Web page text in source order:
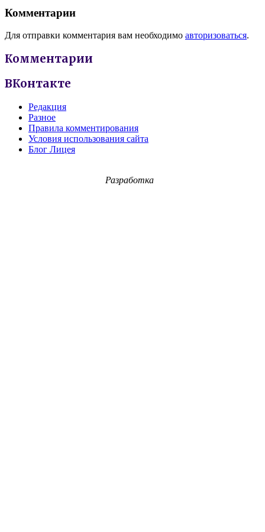
Комментарии
Для отправки комментария вам необходимо авторизоваться.
Комментарии
ВКонтакте
Редакция
Разное
Правила комментирования
Условия использования сайта
Блог Лицея
Разработка